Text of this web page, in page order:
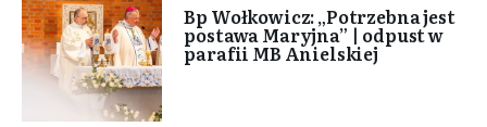
Bp Wołkowicz: „Potrzebna jest
postawa Maryjna” | odpust w
parafii MB Anielskiej